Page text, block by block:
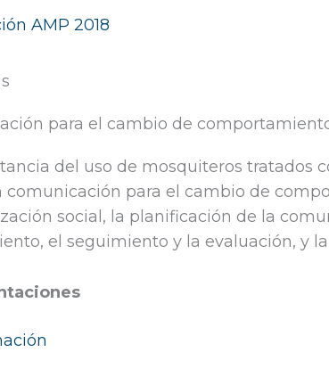
AMP 2018
para el cambio de comportamiento
del uso de mosquiteros tratados
comunicación para el cambio de
social, la planificación de la
el seguimiento y la evaluación, y